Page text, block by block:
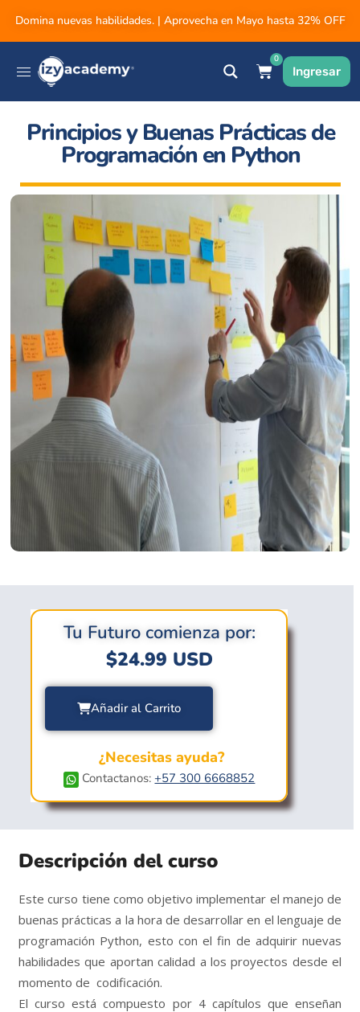
Domina nuevas habilidades. | Aprovecha en Mayo hasta 32% OFF
0
Ingresar
Principios y Buenas Prácticas de
Programación en Python
Tu Futuro comienza por:
$24.99 USD
Añadir al Carrito
¿Necesitas ayuda?
Contactanos:+57 300 6668852
Descripción del curso
Este curso tiene como objetivo implementar el manejo de
buenas prácticas a la hora de desarrollar en el lenguaje de
programación Python, esto con el fin de adquirir nuevas
habilidades que aportan calidad a los proyectos desde el
momento de codificación.
El curso está compuesto por 4 capítulos que enseñan